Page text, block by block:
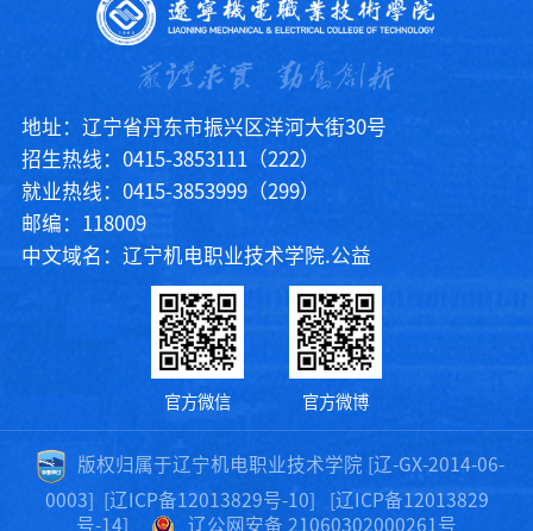
地址：辽宁省丹东市振兴区洋河大街30号
招生热线：0415-3853111（222）
就业热线：0415-3853999（299）
邮编：118009
中文域名：辽宁机电职业技术学院.公益
官方微信 官方微博
版权归属于辽宁机电职业技术学院 [辽-GX-2014-06-
0003]
[辽ICP备12013829号-10]
[辽ICP备12013829
号-14]
辽公网安备 21060302000261号